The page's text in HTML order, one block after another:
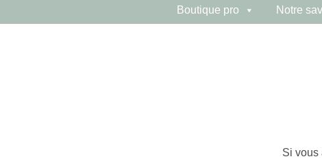
Boutique pro Notre
Si vous